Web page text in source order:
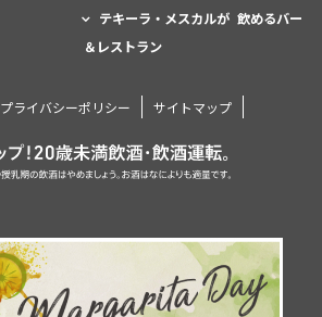
テキーラ・メスカルが 飲めるバー
＆レストラン
プライバシーポリシー サイトマップ